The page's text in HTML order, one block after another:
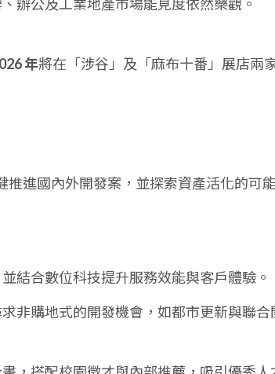
辦公及工業地產市場能見度依然樂觀。
年將在「涉谷」及「麻布十番」展店兩
進國內外開發案，並探索資產活化的可
結合數位科技提升服務效能與客戶體驗。
非購地式的開發機會，如都市更新與聯合